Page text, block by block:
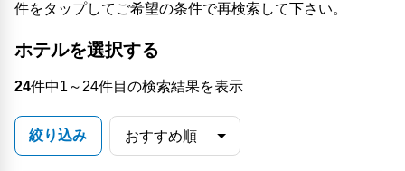
件をタップしてご希望の条件で再検索して下さい。
ホテルを選択する
24件中1～24件目の検索結果を表示
絞り込み